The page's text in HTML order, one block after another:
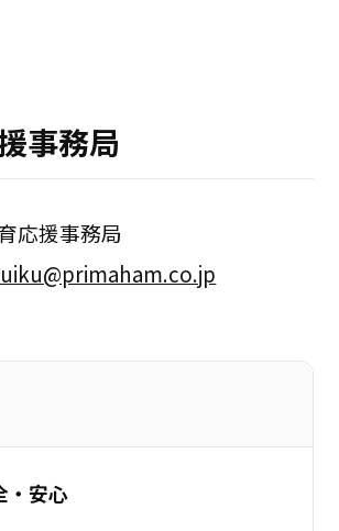
事務局
応援事務局
・安心